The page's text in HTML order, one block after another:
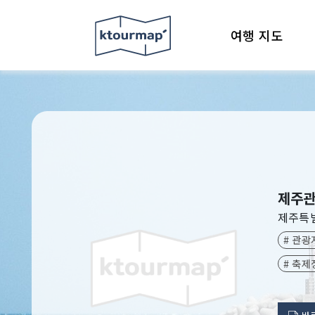
여행 지도
제주
제주특
# 관광
# 축제